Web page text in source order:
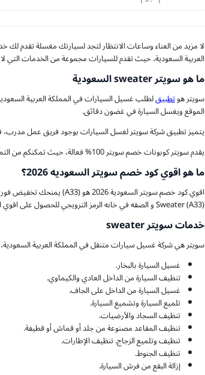
العربية السعودية، حيث تقدم للسيارات مجموعة من الخدمات
ما هو سويتر sweater السعودية
سويتر هوتطبيقلطلب غسيل السيارات في المملكة العربية
الموقع ويغسل السيارة في غضون دقائق.
يتميز تطبيق شركة سويتر لغسل السيارات بوجود فريق عمل مدرب،
يقدم سويتر كوبونات خصم سويتر 100% فعالة، حيث تمكنكم من التمتع بغسل السيارة على أعلى درجة من النظافة والعناية بالسيارة دون تحمل مزيد من التكاليف.
ما هو اقوي كود خصم سويتر السعوديه 2026؟
Sweater (A33) و الصقه في خانه الرمز الترويجي للحصول على اقوي الخصومات .
خدمات سويتر sweater
سويتر هي شركة غسيل سيارات متنقل في المملكة العربية
غسيل السيارة بالبخار.
تنظيف السيارة من الداخل العادي والكيماوي.
غسيل السيارة من الداخل على الجاف.
تلميع السيارة وتشميع السيارة.
تنظيف السجاد والأرضيات.
تنظيف المقاعد مصنوعة من جلد أو قماش أو قطيفة.
تنظيف وتلميع الزجاج. تنظيف الإطارات.
تنظيف الجنوط.
إزالة البقع من فرش السيارة.